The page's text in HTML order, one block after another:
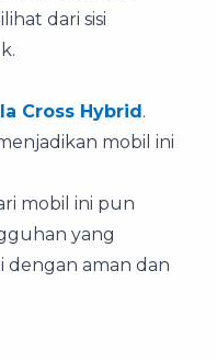
dari sisi
Cross Hybrid.
mobil ini
mobil ini pun
yang
dengan aman dan